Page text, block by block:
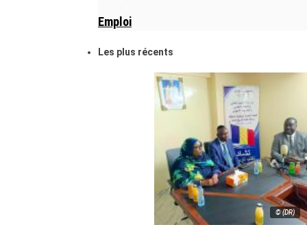
Emploi
Les plus récents
© (DR)